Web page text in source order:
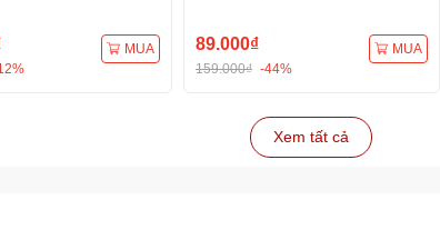
MUA 89.000₫
159.000₫ -44%
MUA
Xem tất cả